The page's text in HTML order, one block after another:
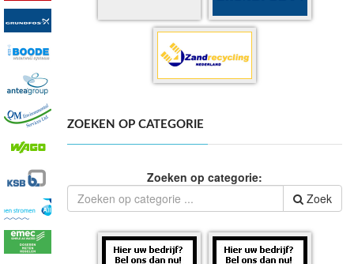
ZOEKEN OP CATEGORIE
Zoeken op categorie:
Zoek